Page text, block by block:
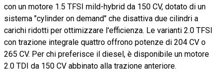
con un motore 1.5 TFSI mild-hybrid da 150 CV, dotato di un
sistema "cylinder on demand" che disattiva due cilindri a
carichi ridotti per ottimizzare l'efficienza. Le varianti 2.0 TFSI
con trazione integrale quattro offrono potenze di 204 CV o
265 CV. Per chi preferisce il diesel, è disponibile un motore
2.0 TDI da 150 CV abbinato alla trazione anteriore.